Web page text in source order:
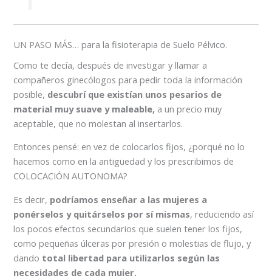
UN PASO MÁS… para la fisioterapia de Suelo Pélvico.
Como te decía, después de investigar y llamar a
compañeros ginecólogos para pedir toda la información
posible, descubrí que existían unos pesarios de
material muy suave y maleable, a un precio muy
aceptable, que no molestan al insertarlos.
Entonces pensé: en vez de colocarlos fijos, ¿porqué no lo
hacemos como en la antigüedad y los prescribimos de
COLOCACIÓN AUTONOMA?
Es decir, podríamos enseñar a las mujeres a
ponérselos y quitárselos por sí mismas, reduciendo así
los pocos efectos secundarios que suelen tener los fijos,
como pequeñas úlceras por presión o molestias de flujo, y
dando total libertad para utilizarlos según las
necesidades de cada mujer.